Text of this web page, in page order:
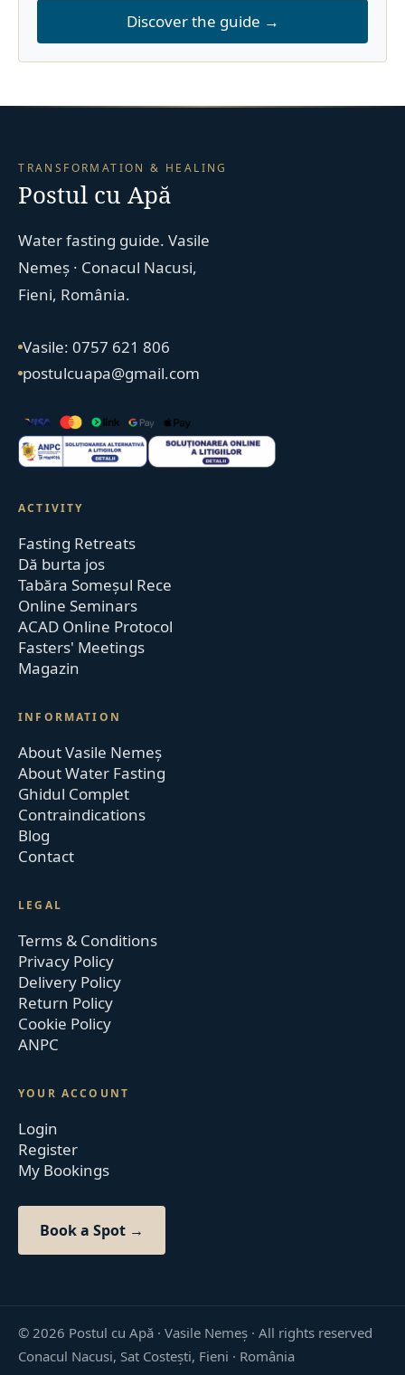
Discover the guide →
TRANSFORMATION & HEALING
Postul cu Apă
Water fasting guide. Vasile
Nemeș · Conacul Nacusi,
Fieni, România.
Vasile: 0757 621 806
postulcuapa@gmail.com
ACTIVITY
Fasting Retreats
Dă burta jos
Tabăra Someșul Rece
Online Seminars
ACAD Online Protocol
Fasters' Meetings
Magazin
INFORMATION
About Vasile Nemeș
About Water Fasting
Ghidul Complet
Contraindications
Blog
Contact
LEGAL
Terms & Conditions
Privacy Policy
Delivery Policy
Return Policy
Cookie Policy
ANPC
YOUR ACCOUNT
Login
Register
My Bookings
Book a Spot →
©2026 Postul cu Apă · Vasile Nemeș ·All rights reserved
Conacul Nacusi, Sat Costești, Fieni · România